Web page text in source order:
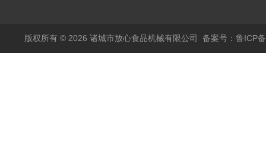
版权所有 © 2026 诸城市放心食品机械有限公司 备案号：鲁ICP